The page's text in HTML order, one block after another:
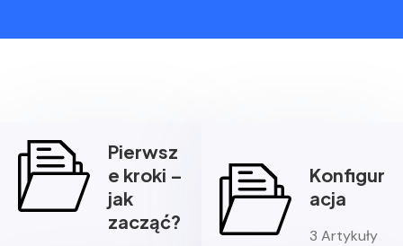
Pierwsz
e kroki –
jak
zacząć?
Konfigur
acja
3 Artykuły